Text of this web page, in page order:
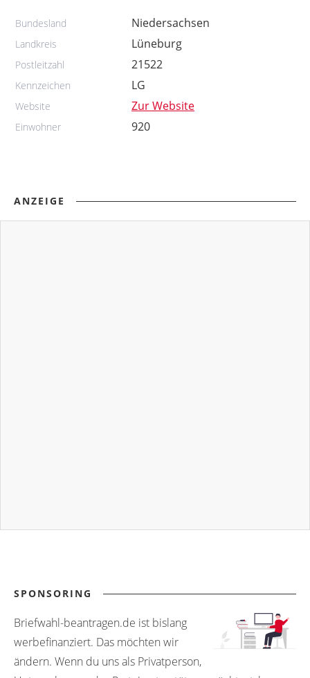
Bundesland Niedersachsen
Landkreis Lüneburg
Postleitzahl 21522
Kennzeichen LG
Website Zur Website
Einwohner 920
ANZEIGE
SPONSORING
Briefwahl-beantragen.de ist bislang
werbefinanziert. Das möchten wir
ändern. Wenn du uns als Privatperson,